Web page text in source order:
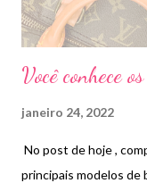
Você conhece
janeiro 24, 2022
No post de hoje ,
principais modelos de